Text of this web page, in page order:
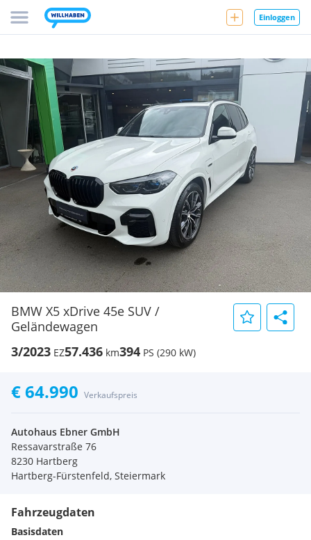
Einloggen
BMW X5 xDrive 45e SUV /
Geländewagen
3/2023 EZ57.436 km394 PS (290 kW)
€ 64.990 Verkaufspreis
Autohaus Ebner GmbH
Ressavarstraße 76
8230 Hartberg
Hartberg-Fürstenfeld, Steiermark
Fahrzeugdaten
Basisdaten